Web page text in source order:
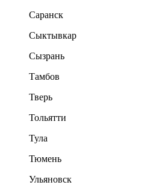
Саранск
Сыктывкар
Сызрань
Тамбов
Тверь
Тольятти
Тула
Тюмень
Ульяновск